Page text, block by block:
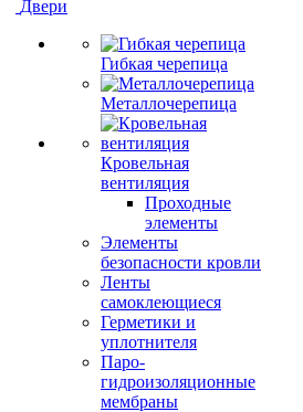
Двери
Гибкая черепица
Металлочерепица
Кровельная
вентиляция
Проходные
элементы
Элементы
безопасности кровли
Ленты
самоклеющиеся
Герметики и
уплотнителя
Паро-
гидроизоляционные
мембраны